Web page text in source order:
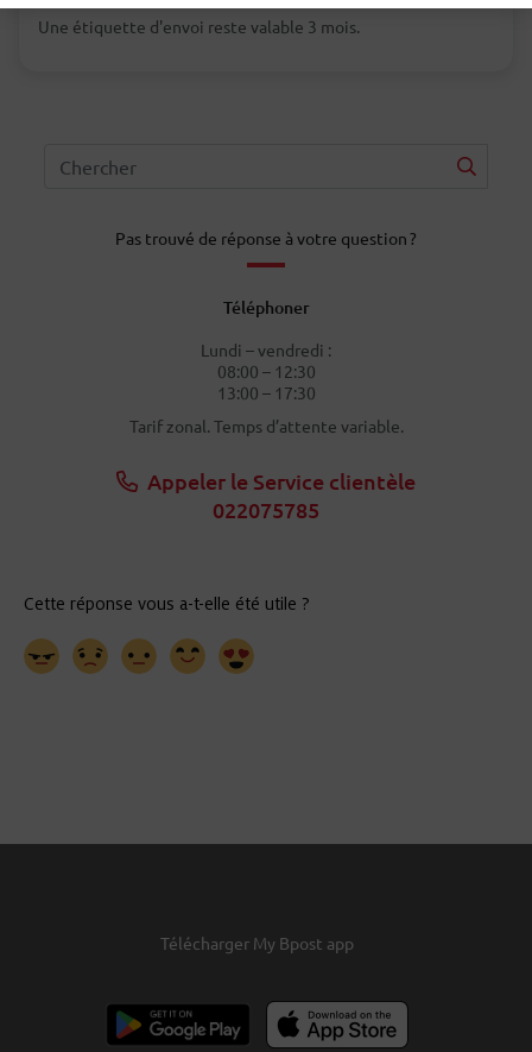
Une étiquette d'envoi reste valable 3 mois.
Pas trouvé de réponse à votre question ?
Téléphoner
Lundi – vendredi :
08:00 – 12:30
13:00 – 17:30
Tarif zonal. Temps d’attente variable.
Appeler le Service clientèle
022075785
Télécharger My Bpost app